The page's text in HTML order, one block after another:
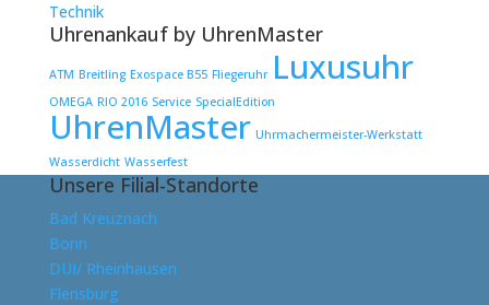
Technik
Uhrenankauf by UhrenMaster
ATM Breitling Exospace B55 Fliegeruhr Luxusuhr
OMEGA RIO 2016 Service SpecialEdition
UhrenMaster Uhrmachermeister-Werkstatt
Wasserdicht Wasserfest
Unsere Filial-Standorte
Bad Kreuznach
Bonn
DUI/ Rheinhausen
Flensburg